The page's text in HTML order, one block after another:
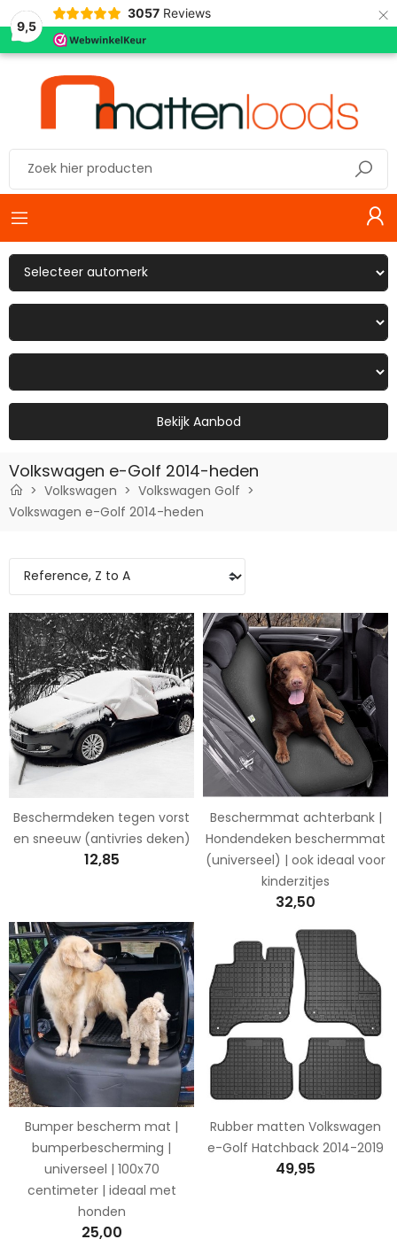
9,5
3057 Reviews ×
Bekijk Aanbod
Volkswagen e-Golf 2014-heden
Volkswagen
Volkswagen Golf
Volkswagen e-Golf 2014-heden
Beschermdeken tegen vorst
en sneeuw (antivries deken)
12,85
Beschermmat achterbank |
Hondendeken beschermmat
(universeel) | ook ideaal voor
kinderzitjes
32,50
Bumper bescherm mat |
bumperbescherming |
universeel | 100x70
centimeter | ideaal met
honden
25,00
Rubber matten Volkswagen
e-Golf Hatchback 2014-2019
49,95